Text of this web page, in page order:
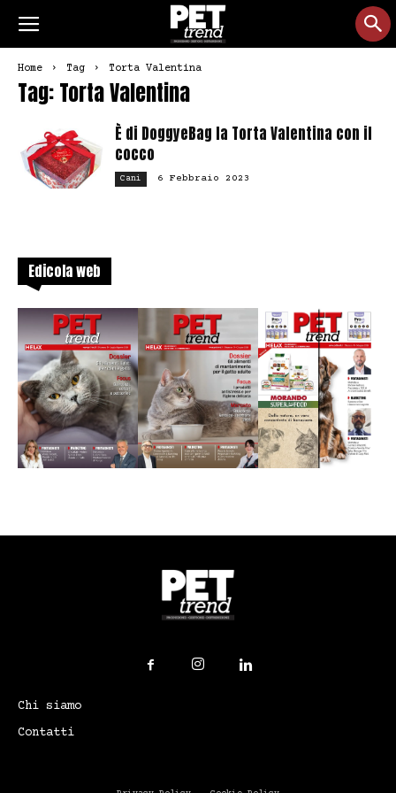
Home Tag Torta Valentina
Tag: Torta Valentina
È di DoggyeBag la Torta Valentina con il
cocco
Cani 6 Febbraio 2023
Edicola web
Chi siamo
Contatti